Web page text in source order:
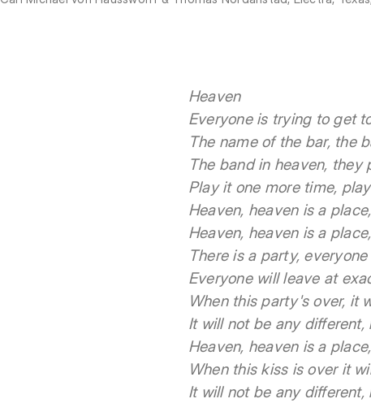
Heaven
Everyone is trying to get
The name of the bar, the
The band in heaven,
Play it one more time,
Heaven, heaven is a
Heaven, heaven is a
There is a party,
Everyone will leave at
When this party's over, it
It will not be any
Heaven, heaven is a
When this kiss is over it
It will not be any